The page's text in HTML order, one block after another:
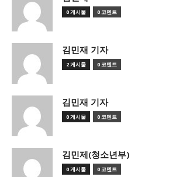
0 게시물 0 코멘트
김민재 기자
2 게시물 0 코멘트
김민재 기자
0 게시물 0 코멘트
김민제(청소년부)
0 게시물 0 코멘트